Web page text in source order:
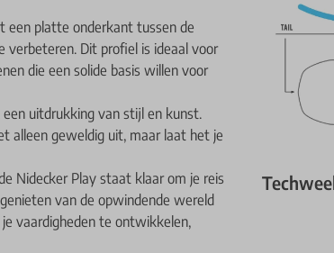
een platte onderkant tussen de
verbeteren. Dit profiel is ideaal voor
die een solide basis willen voor
uitdrukking van stijl en kunst.
alleen geweldig uit, maar laat het je
Nidecker Play staat klaar om je reis
van de opwindende wereld
vaardigheden te ontwikkelen,